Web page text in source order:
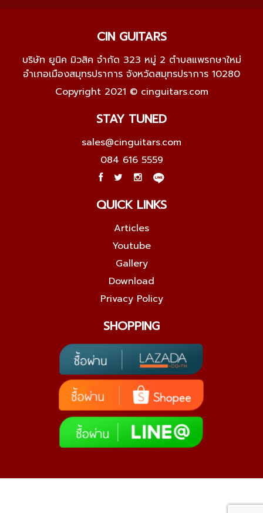
CIN GUITARS
บริษัท ยูนิค มิวสิค จำกัด 323 หมู่ 2 ตำบลแพรกษาใหม่
อำเภอเมืองสมุทรปราการ จังหวัดสมุทรปราการ 10280
Copyright 2021 © cinguitars.com
STAY TUNED
sales@cinguitars.com
084 616 5559
QUICK LINKS
Articles
Youtube
Gallery
Download
Privacy Policy
SHOPPING